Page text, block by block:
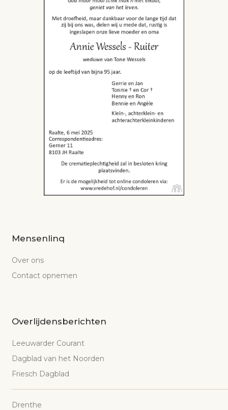
Mensenlinq
Over ons
Contact opnemen
Overlijdensberichten
Leeuwarder Courant
Dagblad van het Noorden
Friesch Dagblad
Drenthe